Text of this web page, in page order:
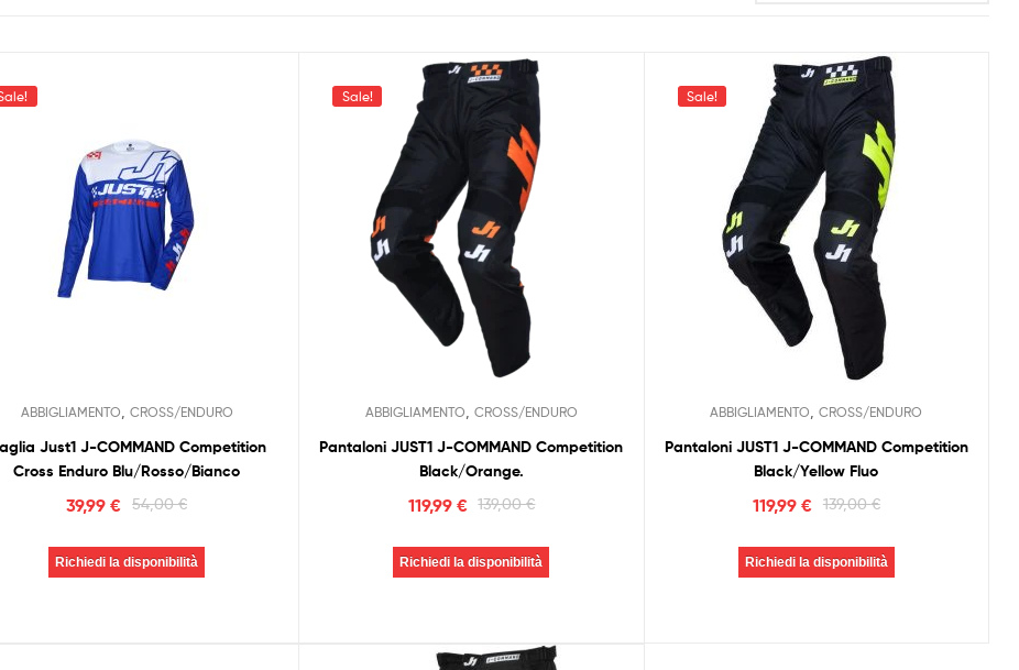
ABBIGLIAMENTO CROSS/ENDURO
Just1 J-COMMAND Competition
Cross Enduro Blu/Rosso/Bianco
54,00€
39,99€
Richiedi la disponibilità
Sale!
ABBIGLIAMENTO CROSS/ENDURO
Pantaloni JUST1 J-COMMAND Competition
Black/Orange.
139,00€
119,99 €
Richiedi la disponibilità
Sale!
ABBIGLIAMENTO ,CROSS/ENDURO
Pantaloni JUST1 J-COMMAND Competition
Black/Yellow Fluo
139,00€
119,99 €
Richiedi la disponibilità